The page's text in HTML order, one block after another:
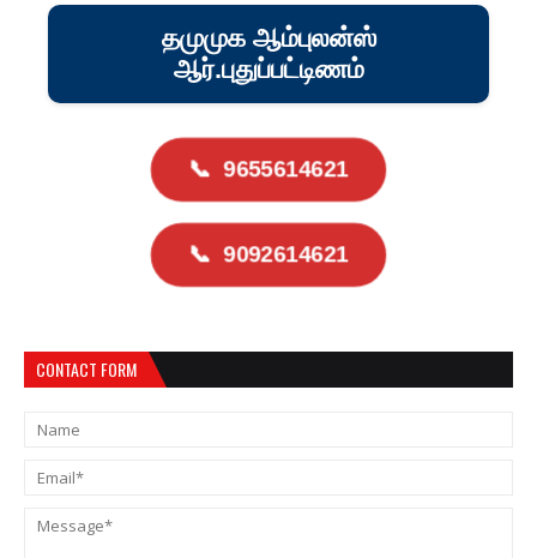
தமுமுக ஆம்புலன்ஸ்
ஆர்.புதுப்பட்டிணம்
📞 9655614621
📞 9092614621
CONTACT FORM